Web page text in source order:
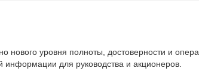
нового уровня полноты, достоверности и
информации для руководства и акционеров.